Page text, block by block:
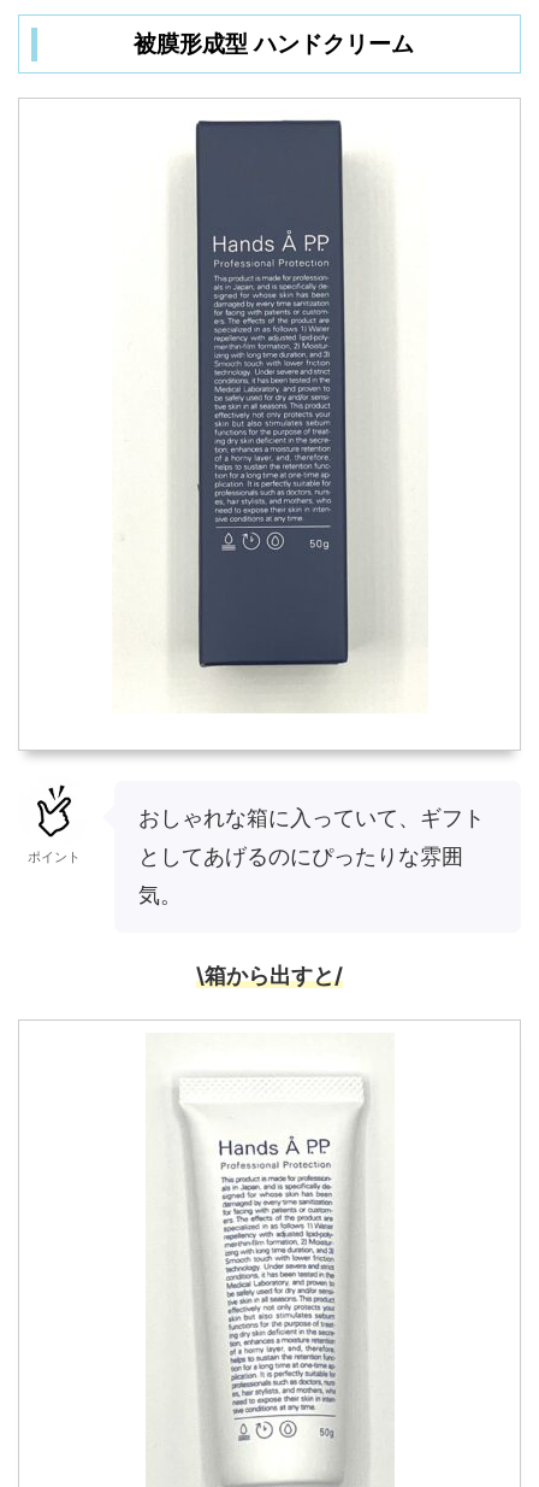
被膜形成型 ハンドクリーム
ポイント
おしゃれな箱に入っていて、ギフト
としてあげるのにぴったりな雰囲
気。
\箱から出すと/